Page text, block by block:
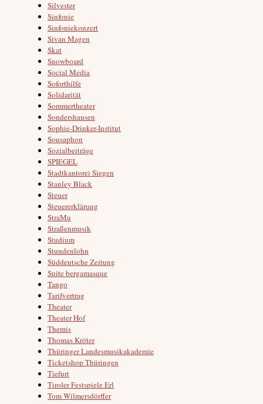
Silvester
Sinfonie
Sinfoniekonzert
Sivan Magen
Skat
Snowboard
Social Media
Soforthilfe
Solidarität
Sommertheater
Sondershausen
Sophie-Drinker-Institut
Sousaphon
Sozialbeiträge
SPIEGEL
Stadtkantorei Siegen
Stanley Black
Steuer
Steuererklärung
StraMu
Straßenmusik
Studium
Stundenlohn
Süddeutsche Zeitung
Suite bergamasque
Tango
Tarifvertrag
Theater
Theater Hof
Themis
Thomas Kröter
Thüringer Landesmusikakademie
Ticketshop Thüringen
Tiefurt
Tiroler Festspiele Erl
Tom Wilmersdörffer